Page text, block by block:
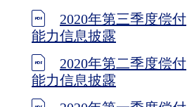
2020年第三季度偿付
能力信息披露
2020年第二季度偿付
能力信息披露